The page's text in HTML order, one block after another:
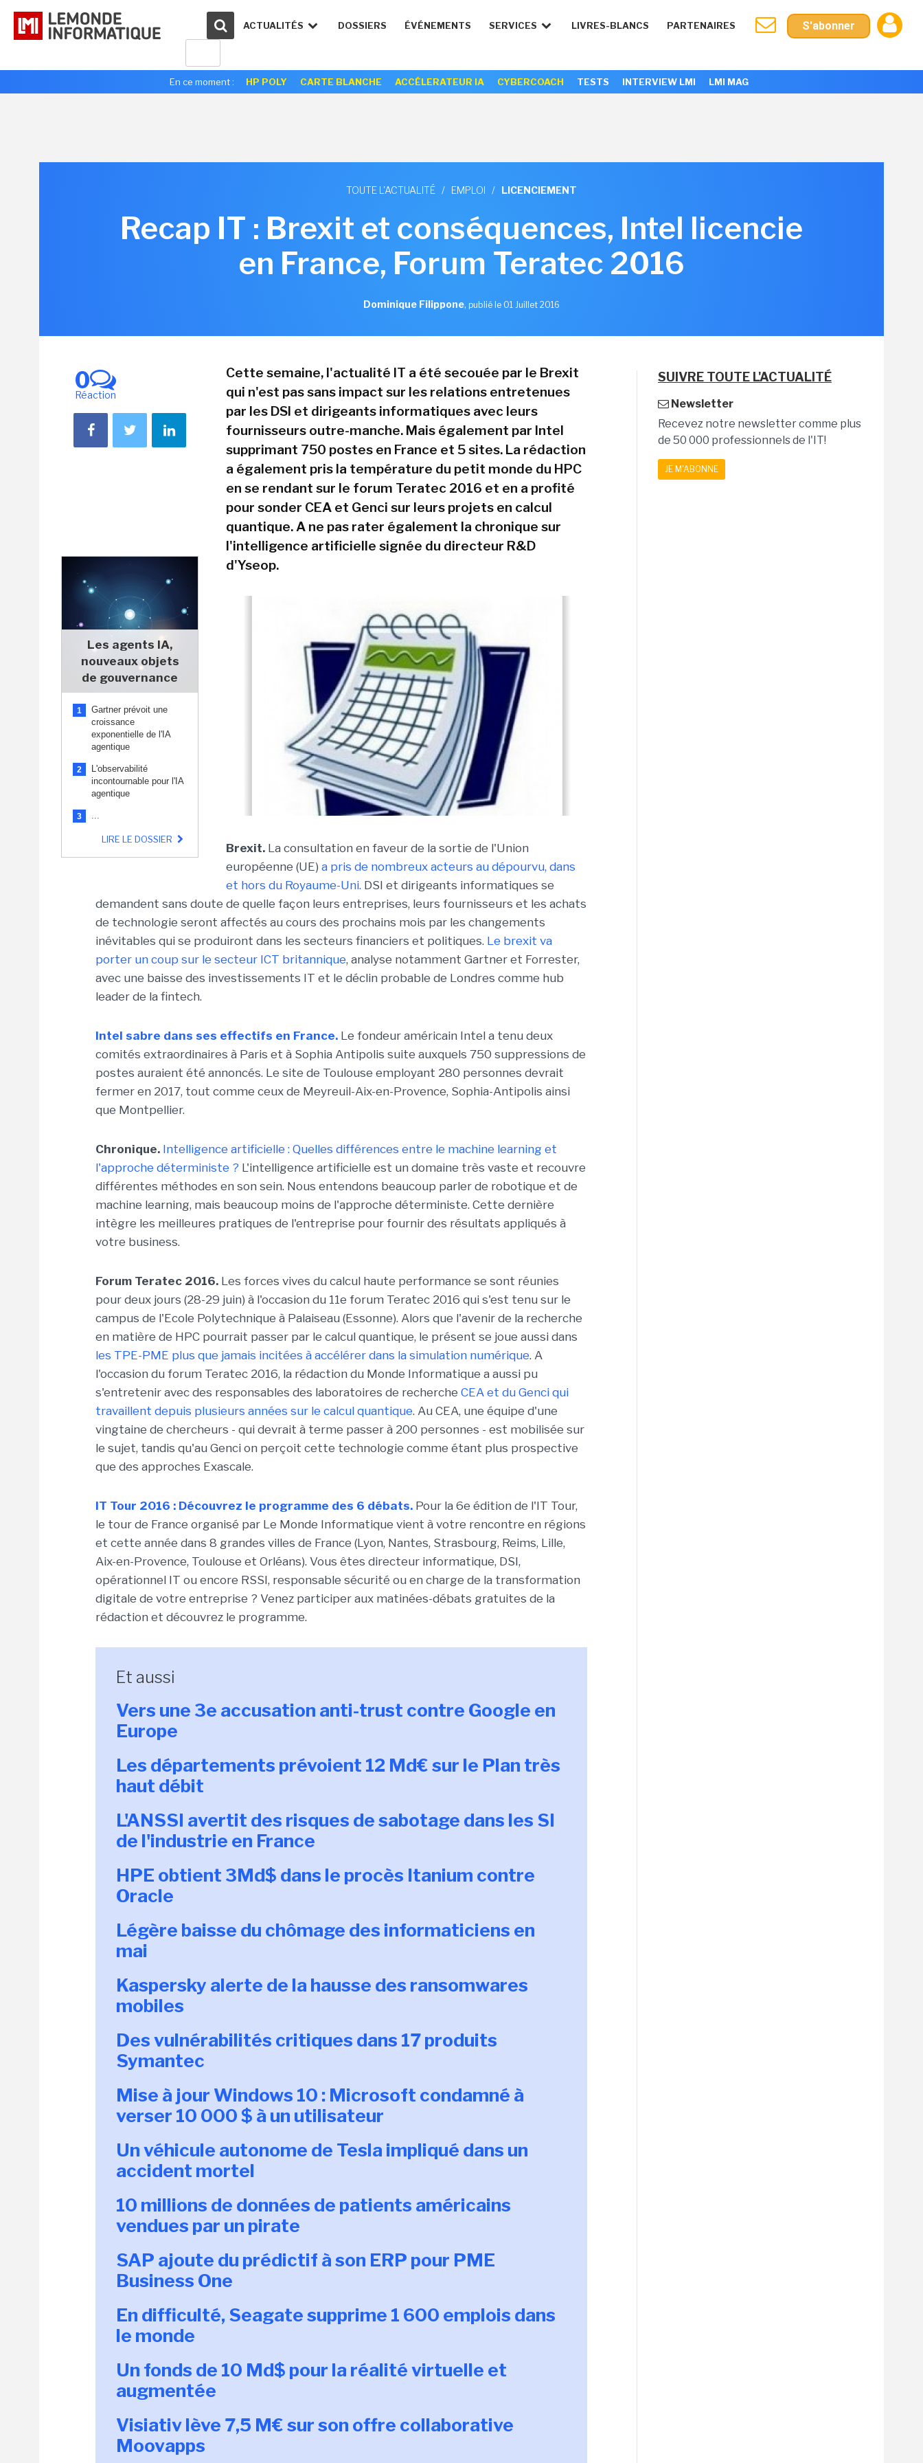
ACTUALITÉS DOSSIERS ÉVÉNEMENTS SERVICES LIVRES-BLANCS PARTENAIRES S'abonner
En ce moment : HP POLY CARTE BLANCHE ACCÉLERATEUR IA CYBERCOACH TESTS INTERVIEW LMI LMI MAG
TOUTE L'ACTUALITÉ / EMPLOI / LICENCIEMENT
Recap IT : Brexit et conséquences, Intel licencie
en France, Forum Teratec 2016
Dominique Filippone, publié le 01 Juillet 2016
0
Réaction
Les agents IA,
nouveaux objets
de gouvernance
1
Gartner prévoit une
croissance
exponentielle de l'IA
agentique
2
L'observabilité
incontournable pour l'IA
agentique
3 ...
LIRE LE DOSSIER
Cette semaine, l'actualité IT a été secouée par le Brexit
qui n'est pas sans impact sur les relations entretenues
par les DSI et dirigeants informatiques avec leurs
fournisseurs outre-manche. Mais également par Intel
supprimant 750 postes en France et 5 sites. La rédaction
a également pris la température du petit monde du HPC
en se rendant sur le forum Teratec 2016 et en a profité
pour sonder CEA et Genci sur leurs projets en calcul
quantique. A ne pas rater également la chronique sur
l'intelligence artificielle signée du directeur R&D
d'Yseop.
Brexit. La consultation en faveur de la sortie de l'Union
européenne (UE) a pris de nombreux acteurs au dépourvu, dans
et hors du Royaume-Uni. DSI et dirigeants informatiques se
demandent sans doute de quelle façon leurs entreprises, leurs fournisseurs et les achats
de technologie seront affectés au cours des prochains mois par les changements
inévitables qui se produiront dans les secteurs financiers et politiques. Le brexit va
porter un coup sur le secteur ICT britannique, analyse notamment Gartner et Forrester,
avec une baisse des investissements IT et le déclin probable de Londres comme hub
leader de la fintech.
Intel sabre dans ses effectifs en France. Le fondeur américain Intel a tenu deux
comités extraordinaires à Paris et à Sophia Antipolis suite auxquels 750 suppressions de
postes auraient été annoncés. Le site de Toulouse employant 280 personnes devrait
fermer en 2017, tout comme ceux de Meyreuil-Aix-en-Provence, Sophia-Antipolis ainsi
que Montpellier.
Chronique. Intelligence artificielle : Quelles différences entre le machine learning et
l'approche déterministe ? L'intelligence artificielle est un domaine très vaste et recouvre
différentes méthodes en son sein. Nous entendons beaucoup parler de robotique et de
machine learning, mais beaucoup moins de l'approche déterministe. Cette dernière
intègre les meilleures pratiques de l'entreprise pour fournir des résultats appliqués à
votre business.
Forum Teratec 2016. Les forces vives du calcul haute performance se sont réunies
pour deux jours (28-29 juin) à l'occasion du 11e forum Teratec 2016 qui s'est tenu sur le
campus de l'Ecole Polytechnique à Palaiseau (Essonne). Alors que l'avenir de la recherche
en matière de HPC pourrait passer par le calcul quantique, le présent se joue aussi dans
les TPE-PME plus que jamais incitées à accélérer dans la simulation numérique. A
l'occasion du forum Teratec 2016, la rédaction du Monde Informatique a aussi pu
s'entretenir avec des responsables des laboratoires de recherche CEA et du Genci qui
travaillent depuis plusieurs années sur le calcul quantique. Au CEA, une équipe d'une
vingtaine de chercheurs - qui devrait à terme passer à 200 personnes - est mobilisée sur
le sujet, tandis qu'au Genci on perçoit cette technologie comme étant plus prospective
que des approches Exascale.
IT Tour 2016 : Découvrez le programme des 6 débats. Pour la 6e édition de l'IT Tour,
le tour de France organisé par Le Monde Informatique vient à votre rencontre en régions
et cette année dans 8 grandes villes de France (Lyon, Nantes, Strasbourg, Reims, Lille,
Aix-en-Provence, Toulouse et Orléans). Vous êtes directeur informatique, DSI,
opérationnel IT ou encore RSSI, responsable sécurité ou en charge de la transformation
digitale de votre entreprise ? Venez participer aux matinées-débats gratuites de la
rédaction et découvrez le programme.
Et aussi
Vers une 3e accusation anti-trust contre Google en
Europe
Les départements prévoient 12 Md€ sur le Plan très
haut débit
L'ANSSI avertit des risques de sabotage dans les SI
de l'industrie en France
HPE obtient 3Md$ dans le procès Itanium contre
Oracle
Légère baisse du chômage des informaticiens en
mai
Kaspersky alerte de la hausse des ransomwares
mobiles
Des vulnérabilités critiques dans 17 produits
Symantec
Mise à jour Windows 10 : Microsoft condamné à
verser 10 000 $ à un utilisateur
Un véhicule autonome de Tesla impliqué dans un
accident mortel
10 millions de données de patients américains
vendues par un pirate
SAP ajoute du prédictif à son ERP pour PME
Business One
En difficulté, Seagate supprime 1 600 emplois dans
le monde
Un fonds de 10 Md$ pour la réalité virtuelle et
augmentée
Visiativ lève 7,5 M€ sur son offre collaborative
Moovapps
SUIVRE TOUTE L'ACTUALITÉ
Newsletter
Recevez notre newsletter comme plus
de 50 000 professionnels de l'IT!
JE M'ABONNE